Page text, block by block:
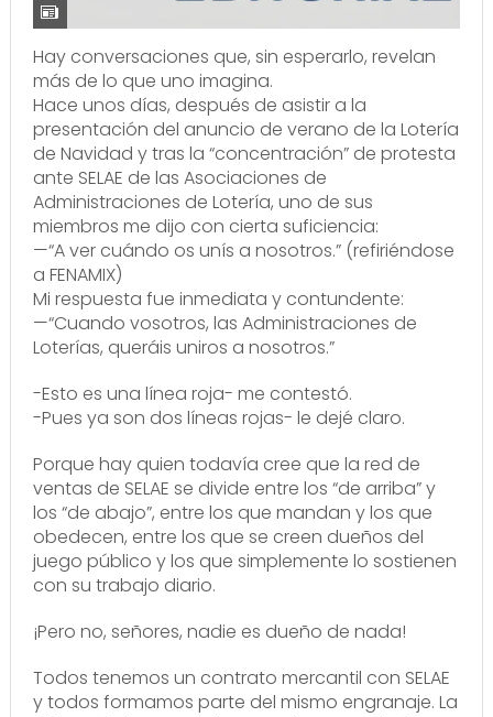
Hay conversaciones que, sin esperarlo, revelan
más de lo que uno imagina.
Hace unos días, después de asistir a la
presentación del anuncio de verano de la Lotería
de Navidad y tras la “concentración” de protesta
ante SELAE de las Asociaciones de
Administraciones de Lotería, uno de sus
miembros me dijo con cierta suficiencia:
—“A ver cuándo os unís a nosotros.” (refiriéndose
a FENAMIX)
Mi respuesta fue inmediata y contundente:
—“Cuando vosotros, las Administraciones de
Loterías, queráis uniros a nosotros.”
-Esto es una línea roja- me contestó.
-Pues ya son dos líneas rojas- le dejé claro.
Porque hay quien todavía cree que la red de
ventas de SELAE se divide entre los “de arriba” y
los “de abajo”, entre los que mandan y los que
obedecen, entre los que se creen dueños del
juego público y los que simplemente lo sostienen
con su trabajo diario.
¡Pero no, señores, nadie es dueño de nada!
Todos tenemos un contrato mercantil con SELAE
y todos formamos parte del mismo engranaje. La